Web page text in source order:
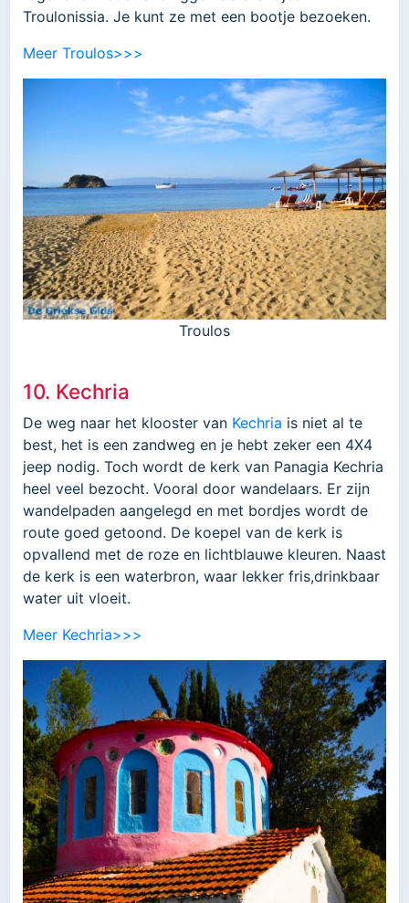
Troulonissia. Je kunt ze met een bootje bezoeken.
Meer Troulos>>>
Troulos
10. Kechria
De weg naar het klooster van Kechria is niet al te
best, het is een zandweg en je hebt zeker een 4X4
jeep nodig. Toch wordt de kerk van Panagia Kechria
heel veel bezocht. Vooral door wandelaars. Er zijn
wandelpaden aangelegd en met bordjes wordt de
route goed getoond. De koepel van de kerk is
opvallend met de roze en lichtblauwe kleuren. Naast
de kerk is een waterbron, waar lekker fris,drinkbaar
water uit vloeit.
Meer Kechria>>>